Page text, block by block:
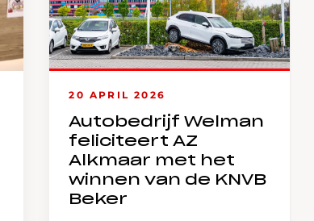
20 APRIL 2026
Autobedrijf Welman
feliciteert AZ
Alkmaar met het
winnen van de KNVB
Beker